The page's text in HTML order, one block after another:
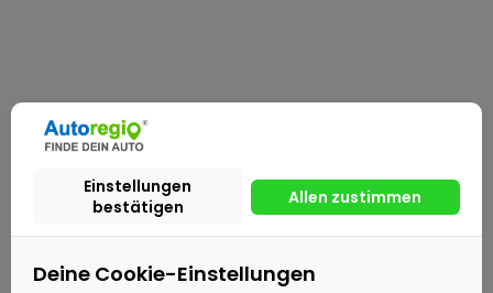
Deine Cookie-Einstellungen